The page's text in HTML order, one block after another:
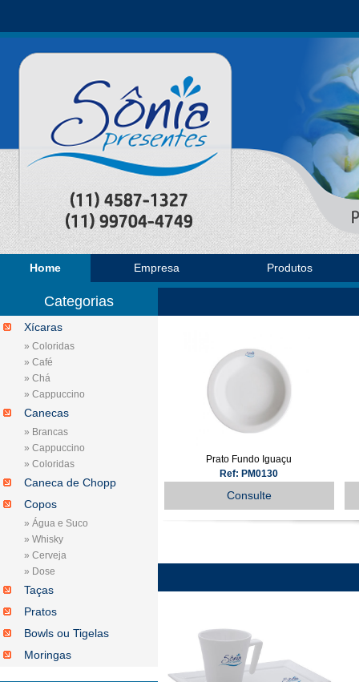
Home Empresa Produtos
Categorias
Xícaras
» Coloridas
» Café
» Chá
» Cappuccino
Canecas
» Brancas
» Cappuccino
» Coloridas
Caneca de Chopp
Copos
» Água e Suco
» Whisky
» Cerveja
» Dose
Taças
Pratos
Bowls ou Tigelas
Moringas
Prato Fundo Iguaçu
Ref: PM0130
Consulte